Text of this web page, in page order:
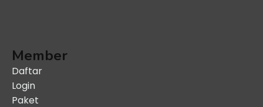
Member
Daftar
Login
Paket